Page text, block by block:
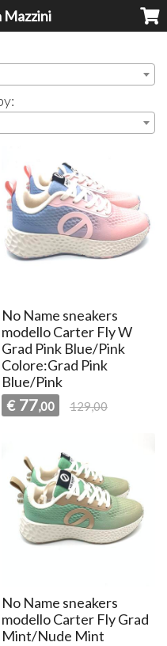
Mazzini
No Name sneakers
modello Carter Fly W
Grad Pink Blue/Pink
Colore:Grad Pink
Blue/Pink
€ 77,00 129,00
No Name sneakers
modello Carter Fly Grad
Mint/Nude Mint